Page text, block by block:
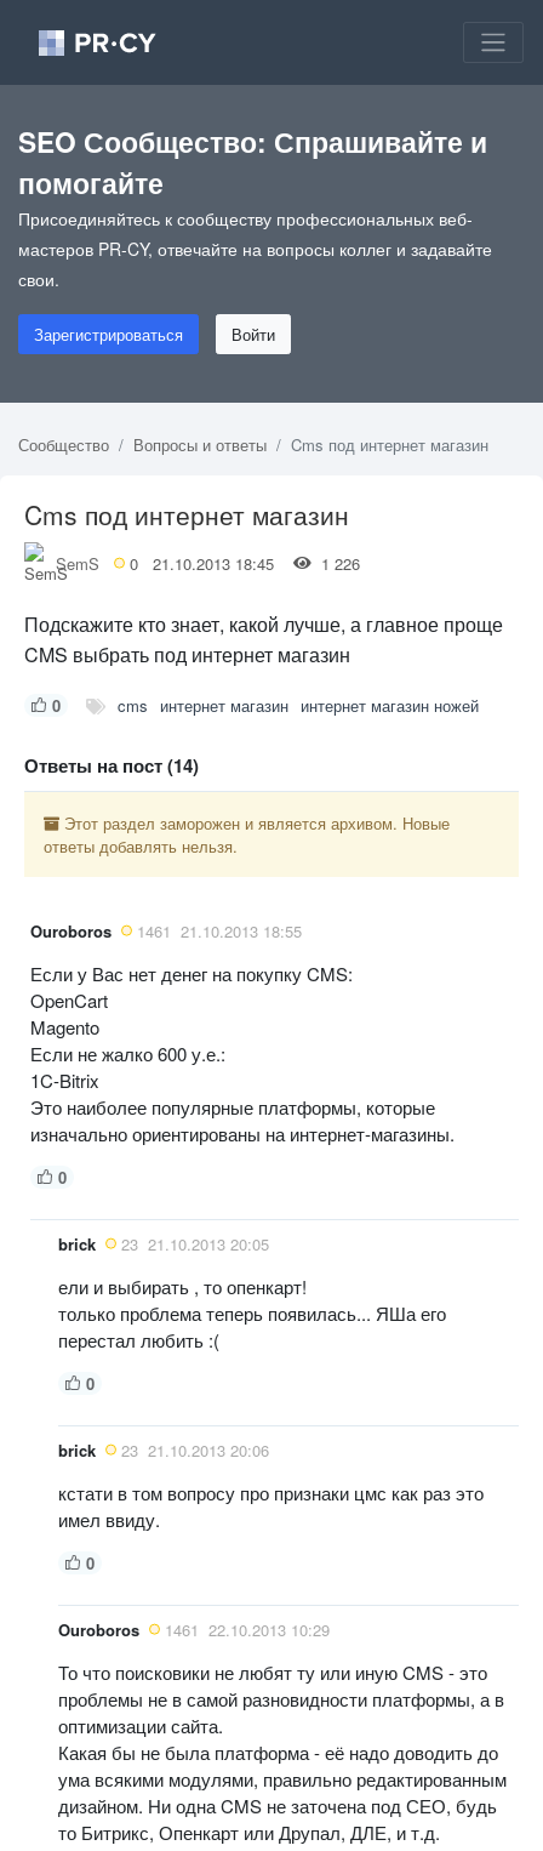
SEO Сообщество: Спрашивайте и
помогайте
Присоединяйтесь к сообществу профессиональных веб-
мастеров PR-CY, отвечайте на вопросы коллег и задавайте
свои.
Зарегистрироваться Войти
Сообщество Вопросы и ответы Cms под интернет магазин
Cms под интернет магазин
SemS 0 21.10.2013 18:45 1 226
Подскажите кто знает, какой лучше, а главное проще
CMS выбрать под интернет магазин
0 cms интернет магазин интернет магазин ножей
Ответы на пост (14)
Этот раздел заморожен и является архивом. Новые
ответы добавлять нельзя.
Ouroboros 1461 21.10.2013 18:55
Если у Вас нет денег на покупку CMS:
OpenCart
Magento
Если не жалко 600 у.е.:
1C-Bitrix
Это наиболее популярные платформы, которые
изначально ориентированы на интернет-магазины.
0
brick 23 21.10.2013 20:05
ели и выбирать , то опенкарт!
только проблема теперь появилась... ЯШа его
перестал любить :(
0
brick 23 21.10.2013 20:06
кстати в том вопросу про признаки цмс как раз это
имел ввиду.
0
Ouroboros 1461 22.10.2013 10:29
То что поисковики не любят ту или иную CMS - это
проблемы не в самой разновидности платформы, а в
оптимизации сайта.
Какая бы не была платформа - её надо доводить до
ума всякими модулями, правильно редактированным
дизайном. Ни одна CMS не заточена под СЕО, будь
то Битрикс, Опенкарт или Друпал, ДЛЕ, и т.д.